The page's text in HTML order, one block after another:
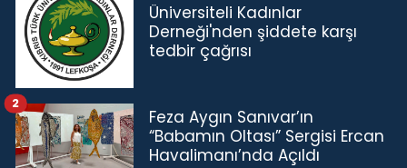
Üniversiteli Kadınlar
Derneği'nden şiddete karşı
tedbir çağrısı
Feza Aygın Sanıvar’ın
“Babamın Oltası” Sergisi Ercan
Havalimanı’nda Açıldı
2